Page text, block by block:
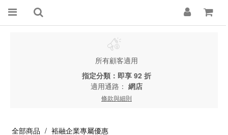
所有顧客適用
指定分類：即享 92 折
適用通路： 網店
條款與細則
全部商品 裕融企業專屬優惠